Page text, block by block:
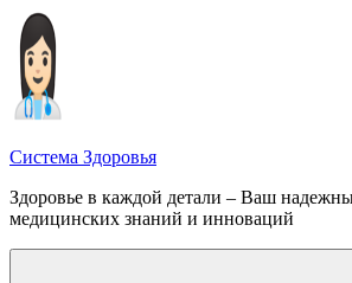
Перейти
содержимому
Система Здоровья
Здоровье в каждой детали – Ваш
медицинских знаний и инноваций